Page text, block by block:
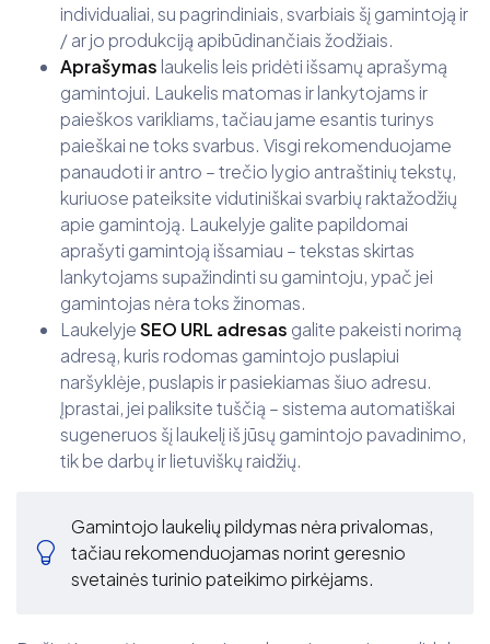
individualiai, su pagrindiniais, svarbiais šį gamintoją ir
/ ar jo produkciją apibūdinančiais žodžiais.
Aprašymas laukelis leis pridėti išsamų aprašymą
gamintojui. Laukelis matomas ir lankytojams ir
paieškos varikliams, tačiau jame esantis turinys
paieškai ne toks svarbus. Visgi rekomenduojame
panaudoti ir antro – trečio lygio antraštinių tekstų,
kuriuose pateiksite vidutiniškai svarbių raktažodžių
apie gamintoją. Laukelyje galite papildomai
aprašyti gamintoją išsamiau – tekstas skirtas
lankytojams supažindinti su gamintoju, ypač jei
gamintojas nėra toks žinomas.
LaukelyjeSEO URL adresas galite pakeisti norimą
adresą, kuris rodomas gamintojo puslapiui
naršyklėje, puslapis ir pasiekiamas šiuo adresu.
Įprastai, jei paliksite tuščią – sistema automatiškai
sugeneruos šį laukelį iš jūsų gamintojo pavadinimo,
tik be darbų ir lietuviškų raidžių.
Gamintojo laukelių pildymas nėra privalomas,
tačiau rekomenduojamas norint geresnio
svetainės turinio pateikimo pirkėjams.